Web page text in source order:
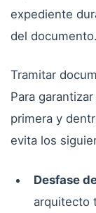
expediente
del documento.
Tramitar
Para
primera y
evita los
Desfase
arquitecto